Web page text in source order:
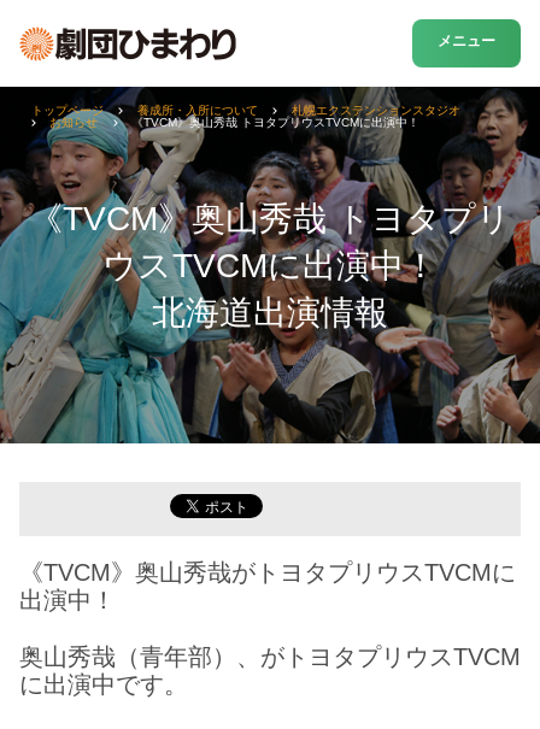
メニュー
《TVCM》奥山秀哉 トヨタプリ
ウスTVCMに出演中！
北海道出演情報
トップページ 養成所・入所について
札幌エクステンションスタジオ
お知らせ
《TVCM》奥山秀哉 トヨタプリウスTVCMに出演中！
《TVCM》奥山秀哉がトヨタプリウスTVCMに
出演中！
奥山秀哉（青年部）、がトヨタプリウスTVCM
に出演中です。